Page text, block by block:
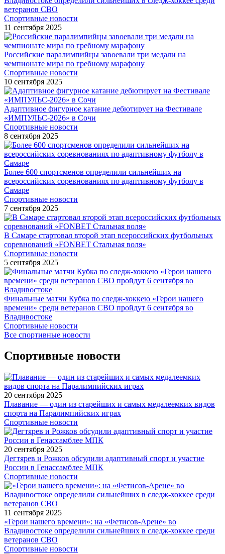
ветеранов СВО
Спортивные новости
11 сентября 2025
Российские паралимпийцы завоевали три медали на
чемпионате мира по гребному марафону
Спортивные новости
10 сентября 2025
Адаптивное фигурное катание дебютирует на Фестивале
«ИМПУЛЬС-2026» в Сочи
Спортивные новости
8 сентября 2025
Более 600 спортсменов определили сильнейших на
всероссийских соревнованиях по адаптивному футболу в
Самаре
Спортивные новости
7 сентября 2025
В Самаре стартовал второй этап всероссийских футбольных
соревнований «FONBET Стальная воля»
Спортивные новости
5 сентября 2025
Финальные матчи Кубка по следж-хоккею «Герои нашего
времени» среди ветеранов СВО пройдут 6 сентября во
Владивостоке
Спортивные новости
Все спортивные новости
Спортивные новости
20 сентября 2025
Плавание — один из старейших и самых медалеемких видов
спорта на Паралимпийских играх
Спортивные новости
20 сентября 2025
Дегтярев и Рожков обсудили адаптивный спорт и участие
России в Генассамблее МПК
Спортивные новости
11 сентября 2025
«Герои нашего времени»: на «Фетисов-Арене» во
Владивостоке определили сильнейших в следж-хоккее среди
ветеранов СВО
Спортивные новости